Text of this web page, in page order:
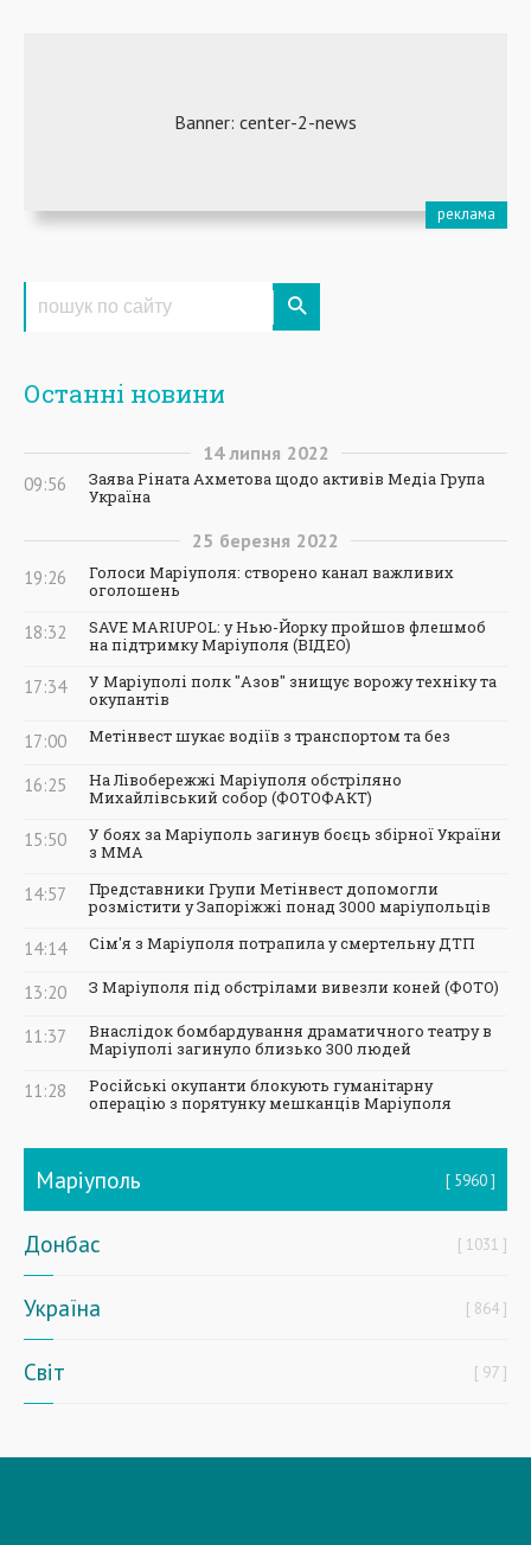
Останні новини
14 липня 2022
09:56
Заява Ріната Ахметова щодо активів Медіа Група
Україна
25 березня 2022
19:26
Голоси Маріуполя: створено канал важливих
оголошень
18:32
SAVE MARIUPOL: у Нью-Йорку пройшов флешмоб
на підтримку Маріуполя (ВІДЕО)
17:34
У Маріуполі полк "Азов" знищує ворожу техніку та
окупантів
17:00 Метінвест шукає водіїв з транспортом та без
16:25
На Лівобережжі Маріуполя обстріляно
Михайлівський собор (ФОТОФАКТ)
15:50
У боях за Маріуполь загинув боєць збірної України
з ММА
14:57
Представники Групи Метінвест допомогли
розмістити у Запоріжжі понад 3000 маріупольців
14:14 Сім'я з Маріуполя потрапила у смертельну ДТП
13:20 З Маріуполя під обстрілами вивезли коней (ФОТО)
11:37
Внаслідок бомбардування драматичного театру в
Маріуполі загинуло близько 300 людей
11:28
Російські окупанти блокують гуманітарну
операцію з порятунку мешканців Маріуполя
Маріуполь 5960
Донбас 1031
Україна 864
Світ 97